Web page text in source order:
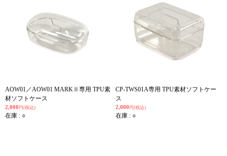
AOW01／AOW01 MARKⅡ専用 TPU素
材ソフトケース
2,000 円(税込)
在庫 : ○
CP-TWS01A専用 TPU素材ソフトケー
ス
2,000 円(税込)
在庫 : ○